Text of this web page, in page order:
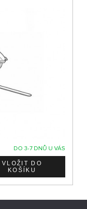
DO 3-7 DNŮ U VÁS